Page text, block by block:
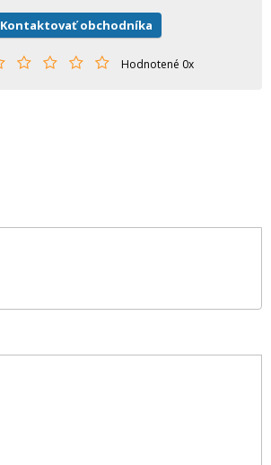
Kontaktovať obchodníka
Hodnotené 0x